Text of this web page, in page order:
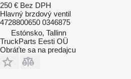
250 € Bez DPH
Hlavný brzdový ventil
4728800650 0346875
Estónsko, Tallinn
TruckParts Eesti OÜ
Obráťte sa na predajcu